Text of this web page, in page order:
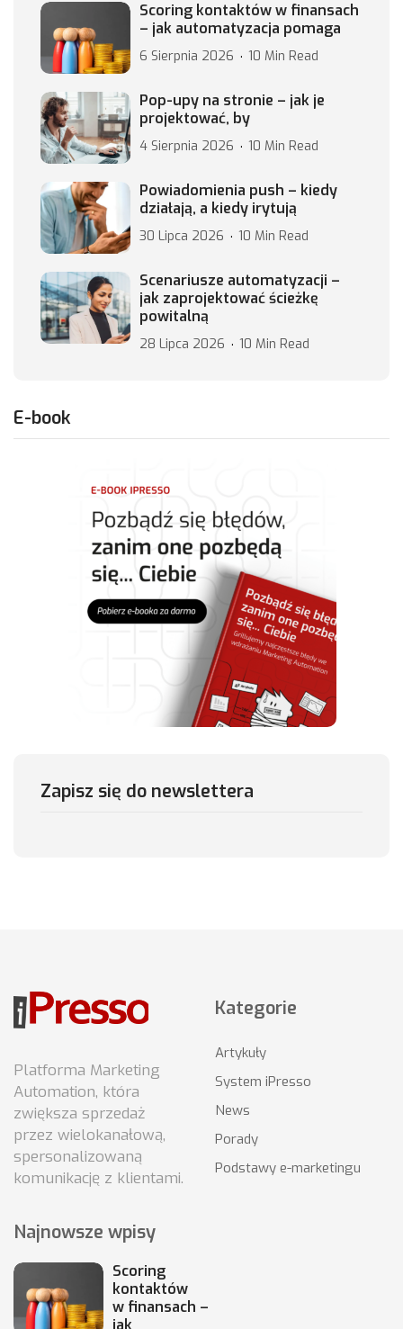
Scoring kontaktów w finansach
– jak automatyzacja pomaga
6 Sierpnia 2026 10 Min Read
Pop-upy na stronie – jak je
projektować, by
4 Sierpnia 2026 10 Min Read
Powiadomienia push – kiedy
działają, a kiedy irytują
30 Lipca 2026 10 Min Read
Scenariusze automatyzacji –
jak zaprojektować ścieżkę
powitalną
28 Lipca 2026 10 Min Read
E-book
Zapisz się do newslettera
Platforma Marketing
Automation, która
zwiększa sprzedaż
przez wielokanałową,
spersonalizowaną
komunikację z klientami.
Kategorie
Artykuły
System iPresso
News
Porady
Podstawy e-marketingu
Najnowsze wpisy
Scoring
kontaktów
w finansach –